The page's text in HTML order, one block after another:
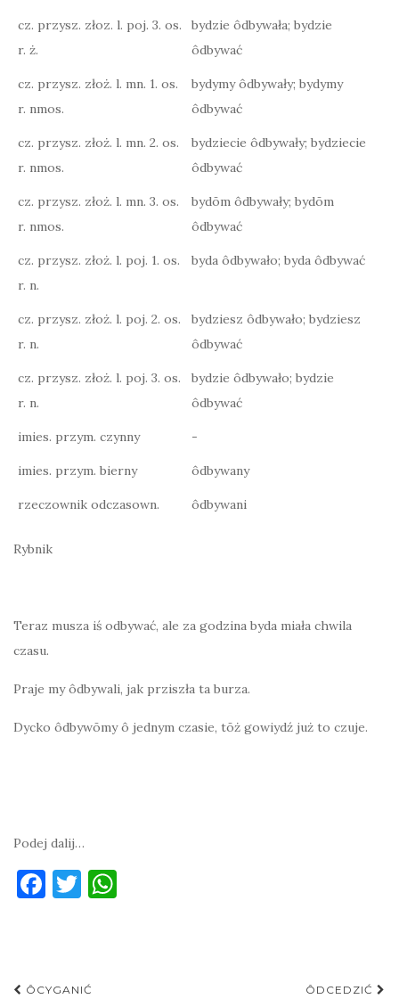
cz. przysz. złoz. l. poj. 3. os.
r. ż.
bydzie ôdbywała; bydzie
ôdbywać
cz. przysz. złoż. l. mn. 1. os.
r. nmos.
bydymy ôdbywały; bydymy
ôdbywać
cz. przysz. złoż. l. mn. 2. os.
r. nmos.
bydziecie ôdbywały; bydziecie
ôdbywać
cz. przysz. złoż. l. mn. 3. os.
r. nmos.
bydōm ôdbywały; bydōm
ôdbywać
cz. przysz. złoż. l. poj. 1. os.
r. n.
byda ôdbywało; byda ôdbywać
cz. przysz. złoż. l. poj. 2. os.
r. n.
bydziesz ôdbywało; bydziesz
ôdbywać
cz. przysz. złoż. l. poj. 3. os.
r. n.
bydzie ôdbywało; bydzie
ôdbywać
imies. przym. czynny -
imies. przym. bierny ôdbywany
rzeczownik odczasown. ôdbywani
Rybnik
Teraz musza iś odbywać, ale za godzina byda miała chwila
czasu.
Praje my ôdbywali, jak prziszła ta burza.
Dycko ôdbywōmy ô jednym czasie, tōż gowiydź już to czuje.
Podej dalij…
F T
Post
ÔCYGANIĆ ÔDCEDZIĆ